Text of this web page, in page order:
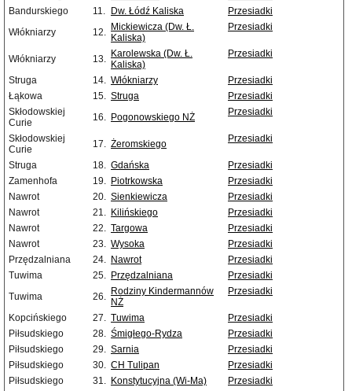
Bandurskiego
11. Dw. Łódź Kaliska
Przesiadki
Włókniarzy
12. Mickiewicza (Dw. Ł.
Kaliska)
Przesiadki
Włókniarzy 13. Karolewska (Dw. Ł.
Kaliska)
Przesiadki
Struga 14. Włókniarzy
Przesiadki
Łąkowa
15. Struga
Przesiadki
Skłodowskiej
Curie
16. Pogonowskiego NŻ Przesiadki
Skłodowskiej
Curie
17. Żeromskiego Przesiadki
Struga 18. Gdańska
Przesiadki
Zamenhofa
19. Piotrkowska
Przesiadki
Nawrot
20. Sienkiewicza
Przesiadki
Nawrot
21. Kilińskiego
Przesiadki
Nawrot
22. Targowa
Przesiadki
Nawrot
23. Wysoka
Przesiadki
Przędzalniana
24. Nawrot
Przesiadki
Tuwima
25. Przędzalniana
Przesiadki
Tuwima
26. Rodziny Kindermannów
NŻ
Przesiadki
Kopcińskiego 27. Tuwima
Przesiadki
Piłsudskiego
28. Śmigłego-Rydza
Przesiadki
Piłsudskiego
29. Sarnia
Przesiadki
Piłsudskiego
30. CH Tulipan
Przesiadki
Piłsudskiego
31. Konstytucyjna (Wi-Ma)
Przesiadki